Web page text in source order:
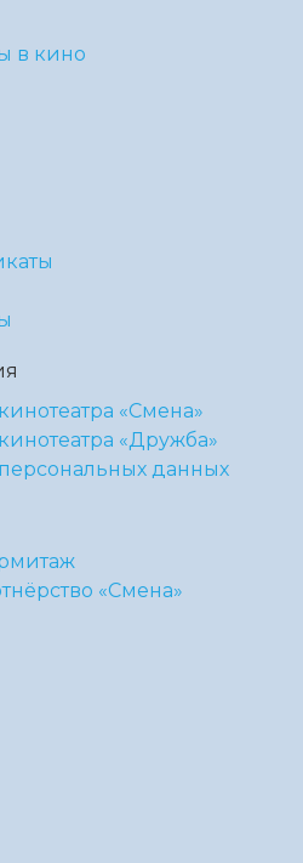
в кино
«Смена»
«Дружба»
данных
«Смена»